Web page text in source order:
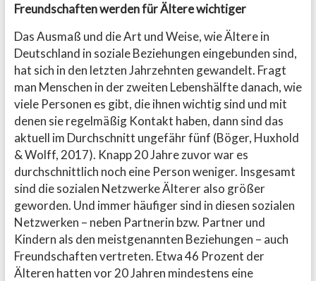
Freundschaften werden für Ältere wichtiger
Das Ausmaß und die Art und Weise, wie Ältere in
Deutschland in soziale Beziehungen eingebunden sind,
hat sich in den letzten Jahrzehnten gewandelt. Fragt
man Menschen in der zweiten Lebenshälfte danach, wie
viele Personen es gibt, die ihnen wichtig sind und mit
denen sie regelmäßig Kontakt haben, dann sind das
aktuell im Durchschnitt ungefähr fünf (Böger, Huxhold
& Wolff, 2017). Knapp 20 Jahre zuvor war es
durchschnittlich noch eine Person weniger. Insgesamt
sind die sozialen Netzwerke Älterer also größer
geworden. Und immer häufiger sind in diesen sozialen
Netzwerken – neben Partnerin bzw. Partner und
Kindern als den meistgenannten Beziehungen – auch
Freundschaften vertreten. Etwa 46 Prozent der
Älteren hatten vor 20 Jahren mindestens eine